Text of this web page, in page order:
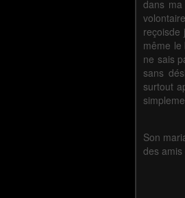
dans
reçoisde
même le
ne sais
sans
surtout
Son
des amis